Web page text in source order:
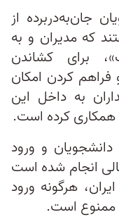
جان‌به‌در‌برده از
که مدیران و به
برای کشاندن
فراهم کردن امکان
به داخل این
همکاری کرده است.
و ورود
انجام شده است
هرگونه ورود
ممنوع است.